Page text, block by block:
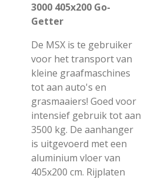
3000 405x200 Go-
Getter
De MSX is te gebruiker
voor het transport van
kleine graafmaschines
tot aan auto's en
grasmaaiers! Goed voor
intensief gebruik tot aan
3500 kg. De aanhanger
is uitgevoerd met een
aluminium vloer van
405x200 cm. Rijplaten